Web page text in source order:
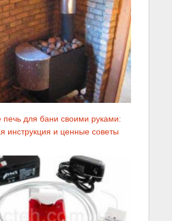
печь для бани своими руками:
инструкция и ценные советы